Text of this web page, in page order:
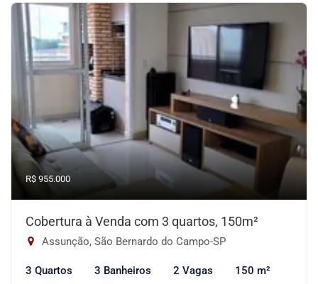
R$ 955.000
Cobertura à Venda com 3 quartos, 150m²
Assunção, São Bernardo do Campo-SP
3 Quartos 3 Banheiros 2 Vagas 150 m²